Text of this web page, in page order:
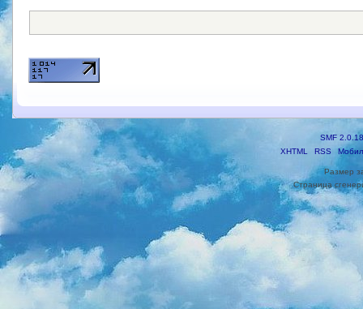
SMF 2.0.18
XHTML
RSS
Размер
Страница